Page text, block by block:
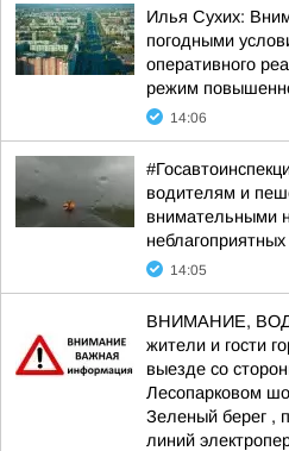
Илья Сухих:
погодными
оперативного
режим
14:06
водителям и
внимательными
14:05
ВНИМАНИЕ,
жители и гости
выезде со
Лесопарковом
Зеленый берег ,
линий